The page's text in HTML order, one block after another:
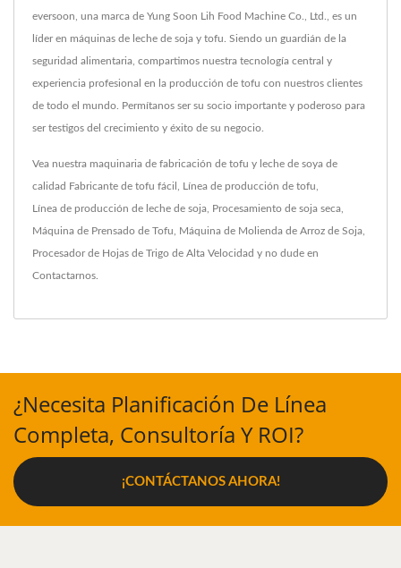
eversoon, una marca de Yung Soon Lih Food Machine Co., Ltd., es un
líder en máquinas de leche de soja y tofu. Siendo un guardián de la
seguridad alimentaria, compartimos nuestra tecnología central y
experiencia profesional en la producción de tofu con nuestros clientes
de todo el mundo. Permítanos ser su socio importante y poderoso para
ser testigos del crecimiento y éxito de su negocio.
Vea nuestra maquinaria de fabricación de tofu y leche de soya de
calidad Fabricante de tofu fácil Línea de producción de tofu
Línea de producción de leche de soja Procesamiento de soja seca
Máquina de Prensado de Tofu Máquina de Molienda de Arroz de Soja
Procesador de Hojas de Trigo de Alta Velocidad y no dude en
Contactarnos
¿Necesita Planificación De Línea
Completa, Consultoría Y ROI?
¡CONTÁCTANOS AHORA!